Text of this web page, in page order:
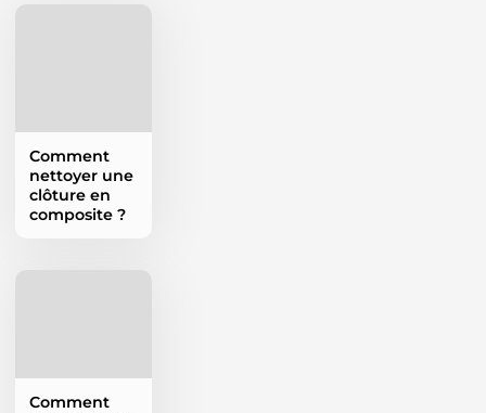
Comment
nettoyer une
clôture en
composite ?
Comment